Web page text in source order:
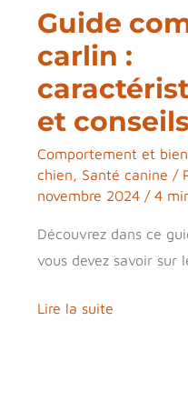
Guide
carlin :
et
Comportement et
chien, Santé canine /
novembre 2024 / 4
Découvrez dans ce
vous devez savoir sur
et
conseils
Lire la suite